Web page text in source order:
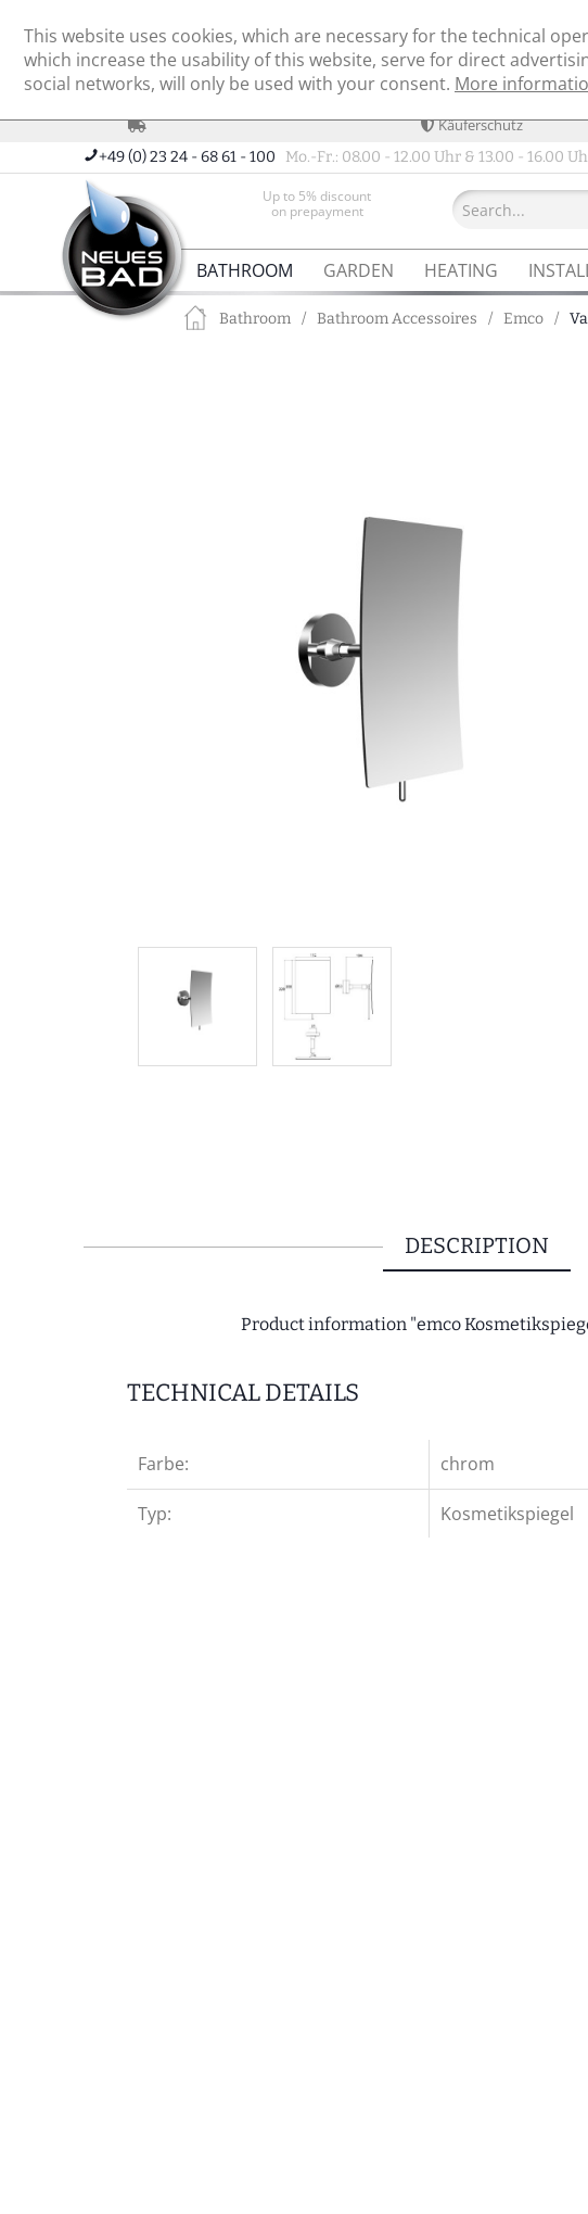
Käuferschutz
+49 (0) 23 24 - 68 61 - 100 Mo.-Fr.: 08.00 - 12.00 Uhr & 13.00 - 16.00
Up to 5% discount
on prepayment
BATHROOM GARDEN HEATING
Bathroom / Bathroom Accessoires / Emco /
DESCRIPTION
Product information "emco
TECHNICAL DETAILS
Farbe: chrom
Typ: Kosmetikspiegel
This website uses cookies, which are necessary for the technical
which increase the usability of this website, serve for direct
social networks, will only be used with your consent. More